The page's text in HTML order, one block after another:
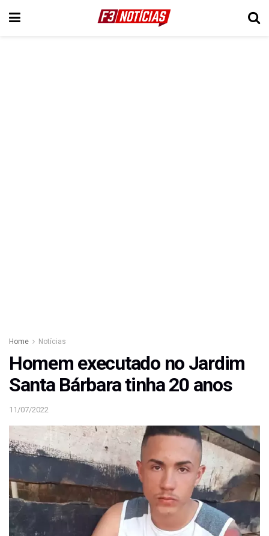
Home Notícias
Homem executado no Jardim
Santa Bárbara tinha 20 anos
11/07/2022